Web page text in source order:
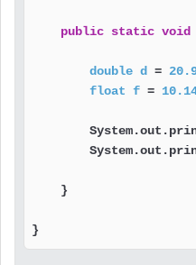
public static void
double d =
float f =
    }
}